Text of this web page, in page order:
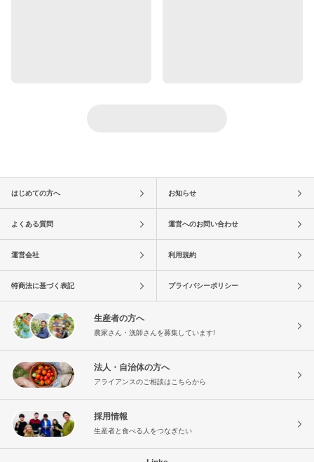
はじめての方へ お知らせ
よくある質問 運営へのお問い合わせ
運営会社 利用規約
特商法に基づく表記 プライバシーポリシー
生産者の方へ
農家さん・漁師さんを募集しています!
法人・自治体の方へ
アライアンスのご相談はこちらから
採用情報
生産者と食べる人をつなぎたい